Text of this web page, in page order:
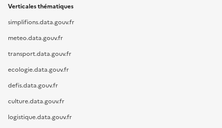
Verticales thématiques
simplifions.data.gouv.fr
meteo.data.gouv.fr
transport.data.gouv.fr
ecologie.data.gouv.fr
defis.data.gouv.fr
culture.data.gouv.fr
logistique.data.gouv.fr